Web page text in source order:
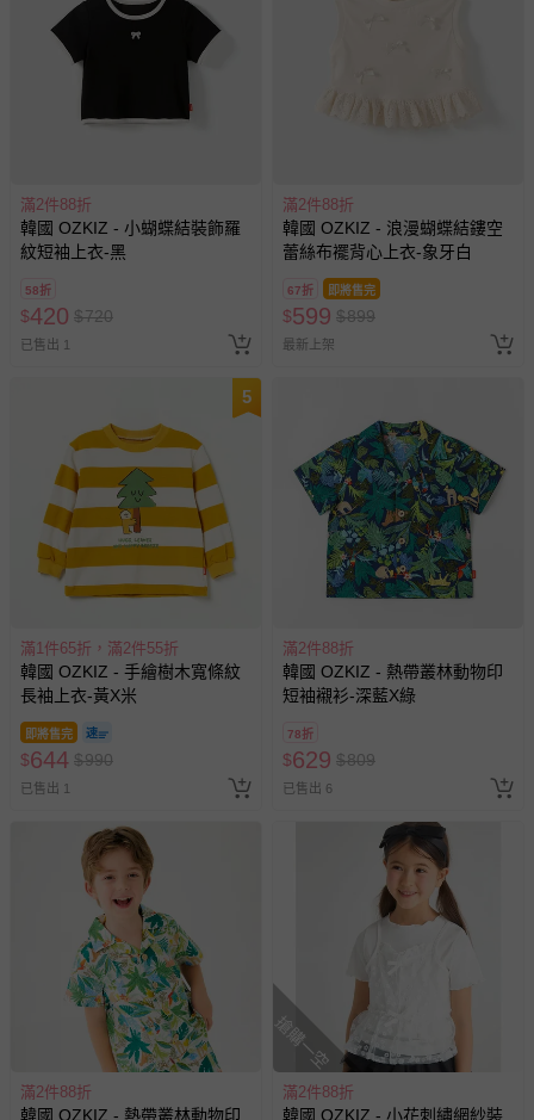
滿2件88折
韓國 OZKIZ - 小蝴蝶結裝飾羅
紋短袖上衣-黑
58折
$420 $720
已售出 1
滿2件88折
韓國 OZKIZ - 浪漫蝴蝶結鏤空
蕾絲布襬背心上衣-象牙白
67折 即將售完
$599 $899
最新上架
5
滿1件65折，滿2件55折
韓國 OZKIZ - 手繪樹木寬條紋
長袖上衣-黃X米
即將售完
$644 $990
已售出 1
滿2件88折
韓國 OZKIZ - 熱帶叢林動物印
短袖襯衫-深藍X綠
78折
$629 $809
已售出 6
滿2件88折
韓國 OZKIZ - 熱帶叢林動物印
搶購一空
滿2件88折
韓國 OZKIZ - 小花刺繡網紗裝